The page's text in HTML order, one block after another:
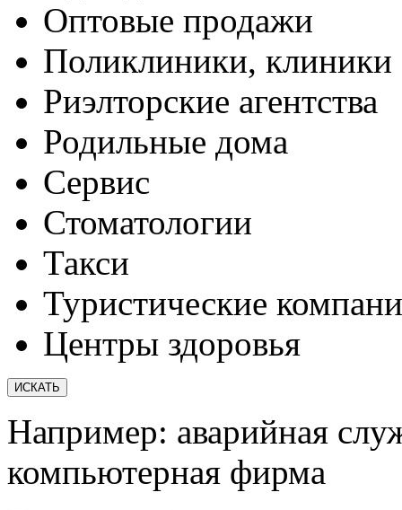
Оптовые продажи
Поликлиники, клиники
Риэлторские агентства
Родильные дома
Сервис
Стоматологии
Такси
Туристические
Центры здоровья
Например: аварийная
компьютерная фирма